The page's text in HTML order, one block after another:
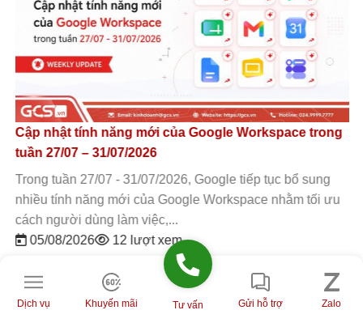
Cập nhật tính năng mới của Google Workspace trong
tuần 27/07 – 31/07/2026
Trong tuần 27/07 - 31/07/2026, Google tiếp tục bổ sung
nhiều tính năng mới của Google Workspace nhằm tối ưu
cách người dùng làm việc,...
05/08/2026
12 lượt xem
0
Dịch vụ Khuyến mãi Tư vấn Gửi hỗ trợ Zalo